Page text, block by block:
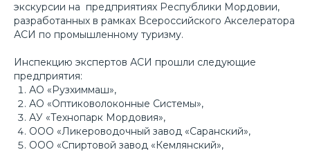
экскурсии на предприятиях Республики Мордовии,
разработанных в рамках Всероссийского Акселератора
АСИ по промышленному туризму.
Инспекцию экспертов АСИ прошли следующие
предприятия:
АО «Рузхиммаш»,
АО «Оптиковолоконные Системы»,
АУ «Технопарк Мордовия»,
ООО «Ликероводочный завод «Саранский»,
ООО «Спиртовой завод «Кемлянский»,